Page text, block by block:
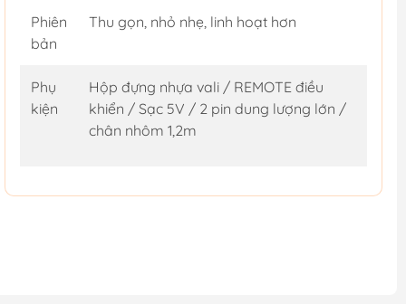
Phiên
bản
Thu gọn, nhỏ nhẹ, linh hoạt hơn
Phụ
kiện
Hộp đựng nhựa vali / REMOTE điều
khiển / Sạc 5V / 2 pin dung lượng lớn /
chân nhôm 1,2m